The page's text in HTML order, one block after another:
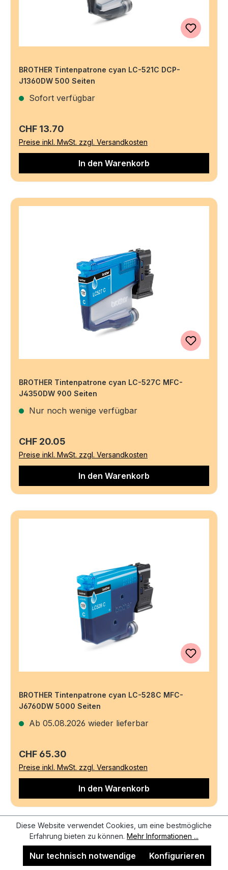
BROTHER Tintenpatrone cyan LC-521C DCP-
J1360DW 500 Seiten
Sofort verfügbar
Regulärer Preis:
CHF 13.70
Preise inkl. MwSt. zzgl. Versandkosten
In den Warenkorb
BROTHER Tintenpatrone cyan LC-527C MFC-
J4350DW 900 Seiten
Nur noch wenige verfügbar
Regulärer Preis:
CHF 20.05
Preise inkl. MwSt. zzgl. Versandkosten
In den Warenkorb
BROTHER Tintenpatrone cyan LC-528C MFC-
J6760DW 5000 Seiten
Ab 05.08.2026 wieder lieferbar
Regulärer Preis:
CHF 65.30
Preise inkl. MwSt. zzgl. Versandkosten
In den Warenkorb
Diese Website verwendet Cookies, um eine bestmögliche
Erfahrung bieten zu können. Mehr Informationen ...
Nur technisch notwendige Konfigurieren